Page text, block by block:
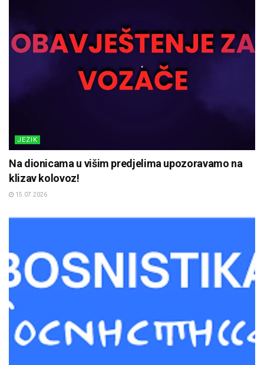
JEZIK
Na dionicama u višim predjelima upozoravamo na
klizav kolovoz!
15.07.2026